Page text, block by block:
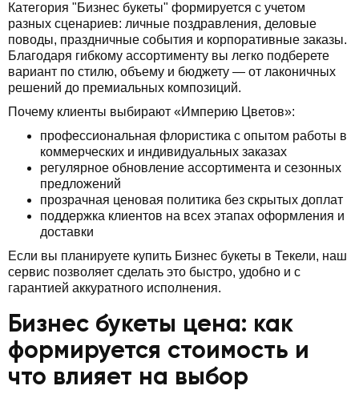
Категория "Бизнес букеты" формируется с учетом
разных сценариев: личные поздравления, деловые
поводы, праздничные события и корпоративные заказы.
Благодаря гибкому ассортименту вы легко подберете
вариант по стилю, объему и бюджету — от лаконичных
решений до премиальных композиций.
Почему клиенты выбирают «Империю Цветов»:
профессиональная флористика с опытом работы в
коммерческих и индивидуальных заказах
регулярное обновление ассортимента и сезонных
предложений
прозрачная ценовая политика без скрытых доплат
поддержка клиентов на всех этапах оформления и
доставки
Если вы планируете купить Бизнес букеты в Текели, наш
сервис позволяет сделать это быстро, удобно и с
гарантией аккуратного исполнения.
Бизнес букеты цена: как
формируется стоимость и
что влияет на выбор